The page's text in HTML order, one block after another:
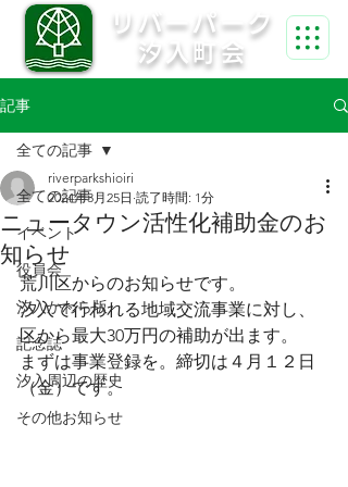
リバーパーク
汐入町会
記事
全ての記事
イベント
役員会
汐入かわら版
記念誌
汐入周辺の歴史
その他お知らせ
全ての記事
ニュータウン活性化補助金のお
知らせ
riverparkshioiri
2024年3月25日 読了時間: 1分
荒川区からのお知らせです。
汐入で行われる地域交流事業に対し、
区から最大30万円の補助が出ます。
まずは事業登録を。締切は４月１２日
（金）です。